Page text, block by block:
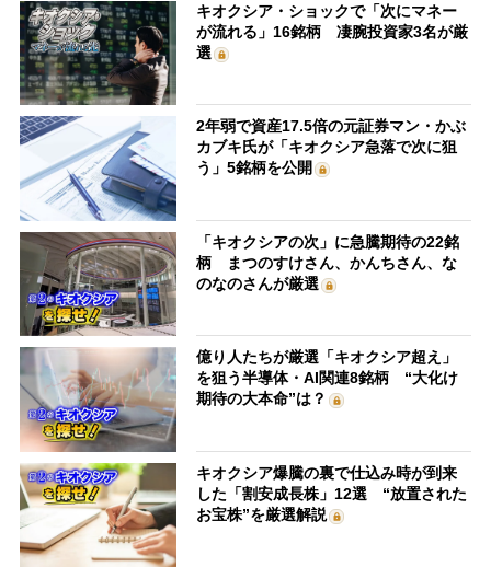
キオクシア・ショックで「次にマネー
が流れる」16銘柄 凄腕投資家3名が厳
選
2年弱で資産17.5倍の元証券マン・かぶ
カブキ氏が「キオクシア急落で次に狙
う」5銘柄を公開
「キオクシアの次」に急騰期待の22銘
柄 まつのすけさん、かんちさん、な
のなのさんが厳選
億り人たちが厳選「キオクシア超え」
を狙う半導体・AI関連8銘柄 “大化け
期待の大本命”は？
キオクシア爆騰の裏で仕込み時が到来
した「割安成長株」12選 “放置された
お宝株”を厳選解説